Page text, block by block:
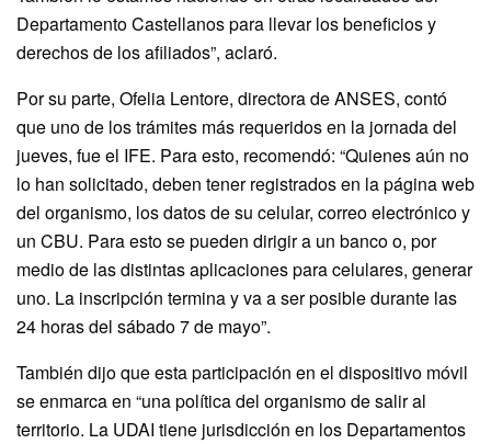
Departamento Castellanos para llevar los beneficios y
derechos de los afiliados”, aclaró.
Por su parte, Ofelia Lentore, directora de ANSES, contó
que uno de los trámites más requeridos en la jornada del
jueves, fue el IFE. Para esto, recomendó: “Quienes aún no
lo han solicitado, deben tener registrados en la página web
del organismo, los datos de su celular, correo electrónico y
un CBU. Para esto se pueden dirigir a un banco o, por
medio de las distintas aplicaciones para celulares, generar
uno. La inscripción termina y va a ser posible durante las
24 horas del sábado 7 de mayo”.
También dijo que esta participación en el dispositivo móvil
se enmarca en “una política del organismo de salir al
territorio. La UDAI tiene jurisdicción en los Departamentos